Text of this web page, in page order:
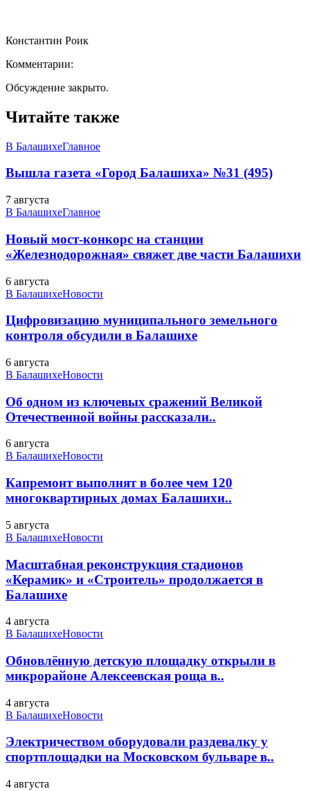
Константин Роик
Комментарии:
Обсуждение закрыто.
Читайте также
В БалашихеГлавное
Вышла газета «Город Балашиха» №31 (495)
7 августа
В БалашихеГлавное
Новый мост-конкорс на станции
«Железнодорожная» свяжет две части Балашихи
6 августа
В БалашихеНовости
Цифровизацию муниципального земельного
контроля обсудили в Балашихе
6 августа
В БалашихеНовости
Об одном из ключевых сражений Великой
Отечественной войны рассказали..
6 августа
В БалашихеНовости
Капремонт выполнят в более чем 120
многоквартирных домах Балашихи..
5 августа
В БалашихеНовости
Масштабная реконструкция стадионов
«Керамик» и «Строитель» продолжается в
Балашихе
4 августа
В БалашихеНовости
Обновлённую детскую площадку открыли в
микрорайоне Алексеевская роща в..
4 августа
В БалашихеНовости
Электричеством оборудовали раздевалку у
спортплощадки на Московском бульваре в..
4 августа